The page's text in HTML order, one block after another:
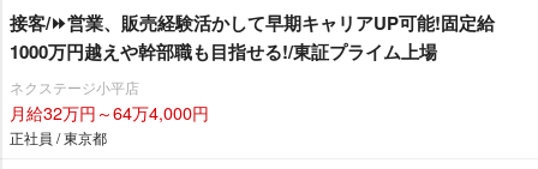
接客/⏩️営業、販売経験活かして早期キャリアUP可能!固定給
1000万円越えや幹部職も目指せる!/東証プライム上場
ネクステージ小平店
月給32万円～64万4,000円
正社員 / 東京都